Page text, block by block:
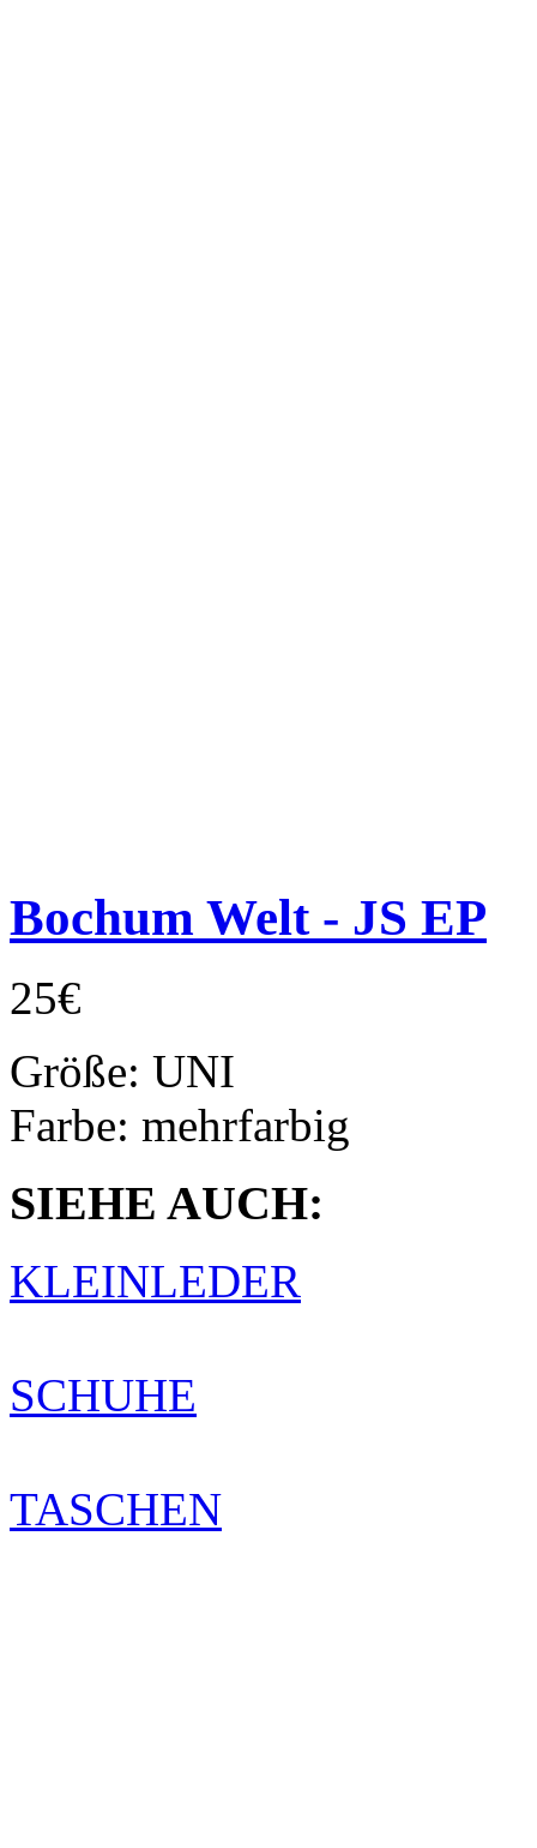
Bochum Welt - JS EP
25€
Größe: UNI
Farbe: mehrfarbig
SIEHE AUCH:
KLEINLEDER
SCHUHE
TASCHEN